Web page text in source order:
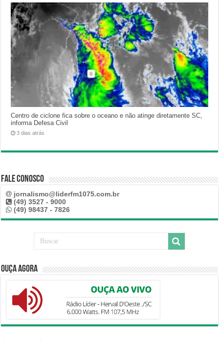
Centro de ciclone fica sobre o oceano e não atinge diretamente SC,
informa Defesa Civil
3 dias atrás
Fale Conosco
jornalismo@liderfm1075.com.br
(49) 3527 - 9000
(49) 98437 - 7826
Ouça Agora